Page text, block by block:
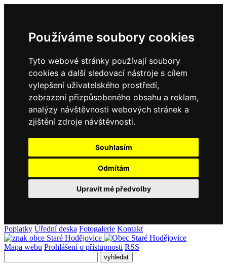
Používáme soubory cookies
Tyto webové stránky používají soubory
cookies a další sledovací nástroje s cílem
vylepšení uživatelského prostředí,
zobrazení přizpůsobeného obsahu a reklam,
analýzy návštěvnosti webových stránek a
zjištění zdroje návštěvnosti.
Souhlasím
Odmítám
Upravit mé předvolby
Poplatky Úřední deska Fotogalerie Kontakt
Mapa webu Prohlášení o přístupnosti RSS